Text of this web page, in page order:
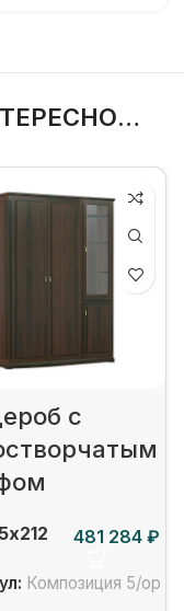
с
₽
Композиция 5/ор